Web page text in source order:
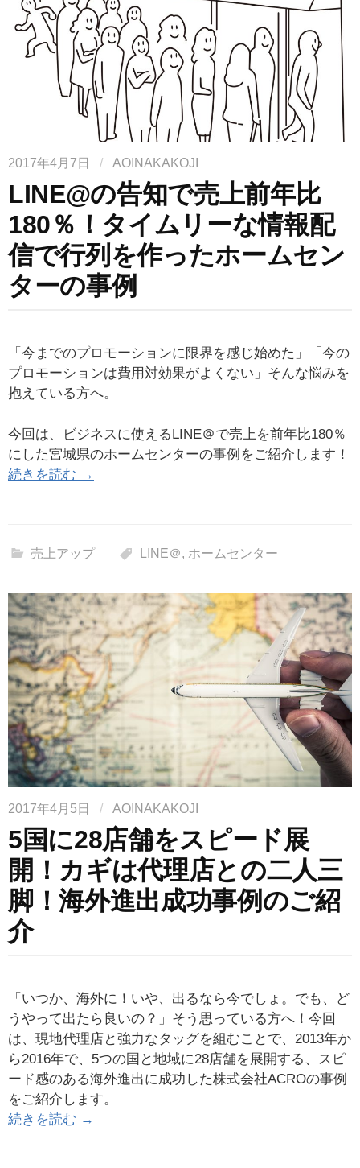
2017年4月7日 / AOINAKAKOJI
LINE@の告知で売上前年比
180％！タイムリーな情報配
信で行列を作ったホームセン
ターの事例
「今までのプロモーションに限界を感じ始めた」「今の
プロモーションは費用対効果がよくない」そんな悩みを
抱えている方へ。
今回は、ビジネスに使えるLINE＠で売上を前年比180％
にした宮城県のホームセンターの事例をご紹介します！
続きを読む →
売上アップ LINE＠, ホームセンター
2017年4月5日 / AOINAKAKOJI
5国に28店舗をスピード展
開！カギは代理店との二人三
脚！海外進出成功事例のご紹
介
「いつか、海外に！いや、出るなら今でしょ。でも、ど
うやって出たら良いの？」そう思っている方へ！今回
は、現地代理店と強力なタッグを組むことで、2013年か
ら2016年で、5つの国と地域に28店舗を展開する、スピ
ード感のある海外進出に成功した株式会社ACROの事例
をご紹介します。
続きを読む →